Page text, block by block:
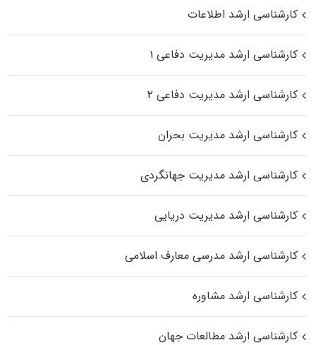
کارشناسی ارشد اطلاعات
کارشناسی ارشد مدیریت دفاعی ۱
کارشناسی ارشد مدیریت دفاعی ۲
کارشناسی ارشد مدیریت بحران
کارشناسی ارشد مدیریت جهانگردی
کارشناسی ارشد مدیریت دریایی
کارشناسی ارشد مدرسی معارف اسلامی
کارشناسی ارشد مشاوره
کارشناسی ارشد مطالعات جهان